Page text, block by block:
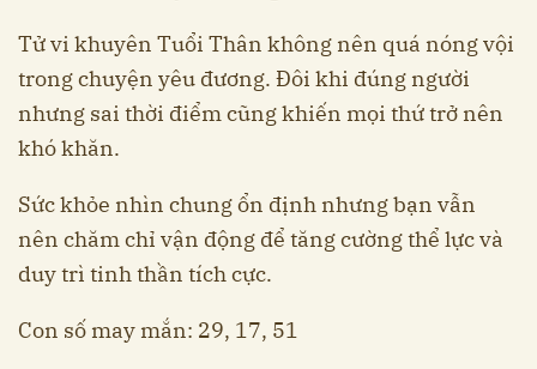
Tử vi khuyên Tuổi Thân không nên quá nóng vội
trong chuyện yêu đương. Đôi khi đúng người
nhưng sai thời điểm cũng khiến mọi thứ trở nên
khó khăn.
Sức khỏe nhìn chung ổn định nhưng bạn vẫn
nên chăm chỉ vận động để tăng cường thể lực và
duy trì tinh thần tích cực.
Con số may mắn: 29, 17, 51